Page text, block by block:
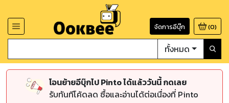
จัดการอีบุ๊ก (0)
ทั้งหมด
โอนย้ายอีบุ๊กไป Pinto ได้แล้ววันนี้ กดเลย
รับทันทีโค้ดลด ซื้อและอ่านได้ต่อเนื่องที่ Pinto